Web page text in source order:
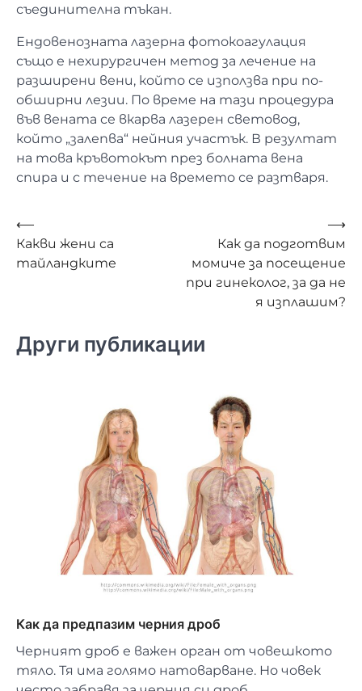
съединителна тъкан.
Ендовенозната лазерна фотокоагулация
също е нехирургичен метод за лечение на
разширени вени, който се използва при по-
обширни лезии. По време на тази процедура
във вената се вкарва лазерен световод,
който „залепва“ нейния участък. В резултат
на това кръвотокът през болната вена
спира и с течение на времето се разтваря.
Навигация
⟵
Какви жени са
тайландките
Как да подготвим
момиче за посещение
при гинеколог, за да не
я изплашим?
⟶
Други публикации
Как да предпазим черния дроб
Черният дроб е важен орган от човешкото
тяло. Тя има голямо натоварване. Но човек